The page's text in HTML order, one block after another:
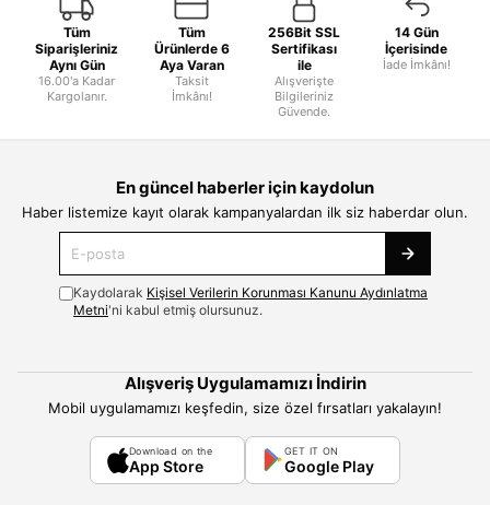
Tüm
Siparişleriniz
Aynı Gün
16.00'a Kadar
Kargolanır.
Tüm
Ürünlerde 6
Aya Varan
Taksit
İmkânı!
256Bit SSL
Sertifikası
ile
Alışverişte
Bilgileriniz
Güvende.
14 Gün
İçerisinde
İade İmkânı!
En güncel haberler için kaydolun
Haber listemize kayıt olarak kampanyalardan ilk siz haberdar olun.
Kaydolarak Kişisel Verilerin Korunması Kanunu Aydınlatma
Metni'ni kabul etmiş olursunuz.
Alışveriş Uygulamamızı İndirin
Mobil uygulamamızı keşfedin, size özel fırsatları yakalayın!
Download on the
App Store
GET IT ON
Google Play